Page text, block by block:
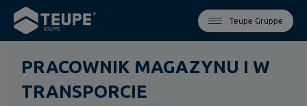
Teupe Gruppe
PRACOWNIK MAGAZYNU I W
TRANSPORCIE